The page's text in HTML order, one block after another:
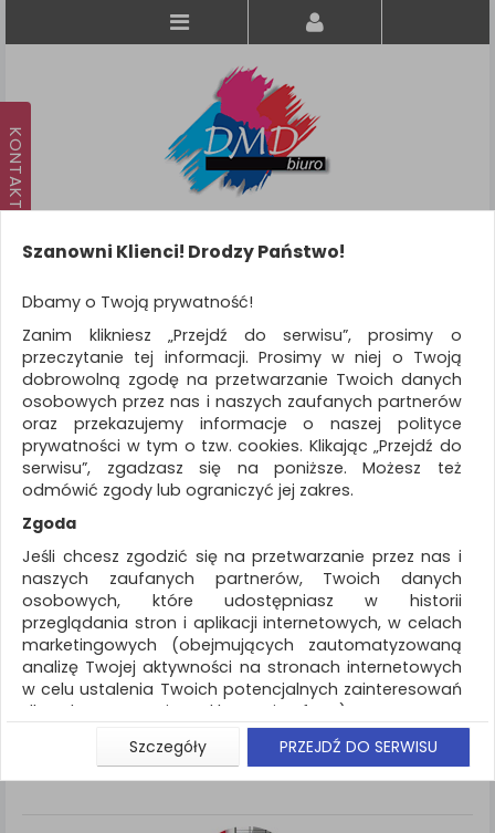
KATEGORIE
WSZYSTKIE KATEGORIE
FILTRY
Więcej
REKLAMA
AKTUALNOŚCI
Artykuły higieniczne i dozowniki
Akcesoria do
sprzątania
ZNALEZIONYCH PRODUKTÓW: 2 Porównaj (0)
Standardowe
Siatka
Szanowni Klienci! Drodzy Państwo!
Dbamy o Twoją prywatność!
Zanim klikniesz „Przejdź do serwisu”, prosimy o
przeczytanie tej informacji. Prosimy w niej o Twoją
dobrowolną zgodę na przetwarzanie Twoich danych
osobowych przez nas i naszych zaufanych partnerów
oraz przekazujemy informacje o naszej polityce
prywatności w tym o tzw. cookies. Klikając „Przejdź do
serwisu”, zgadzasz się na poniższe. Możesz też
odmówić zgody lub ograniczyć jej zakres.
Zgoda
Jeśli chcesz zgodzić się na przetwarzanie przez nas i
naszych zaufanych partnerów, Twoich danych
osobowych, które udostępniasz w historii
przeglądania stron i aplikacji internetowych, w celach
marketingowych (obejmujących zautomatyzowaną
analizę Twojej aktywności na stronach internetowych
w celu ustalenia Twoich potencjalnych zainteresowań
dla dostosowania reklamy i oferty), w tym na
umieszczanie tzw. cookies na Twoich urządzeniach i
ich odczytywanie, kliknij przycisk „Przejdź do serwisu”.
Jeśli nie chcesz wyrazić zgody lub ograniczyć jej
Szczegóły PRZEJDŹ DO SERWISU